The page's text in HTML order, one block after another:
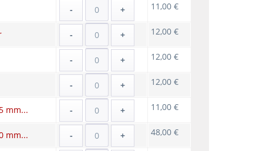
- + 11,00 €
- + 12,00 €
- + 12,00 €
- + 12,00 €
mm... - + 11,00 €
mm... - + 48,00 €